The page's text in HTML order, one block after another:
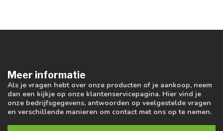
Meer informatie
Als je vragen hebt over onze producten of je aankoop, neem
dan een kijkje op onze klantenservicepagina. Hier vind je
onze bedrijfsgegevens, antwoorden op veelgestelde vragen
en verschillende manieren om contact met ons op te nemen.